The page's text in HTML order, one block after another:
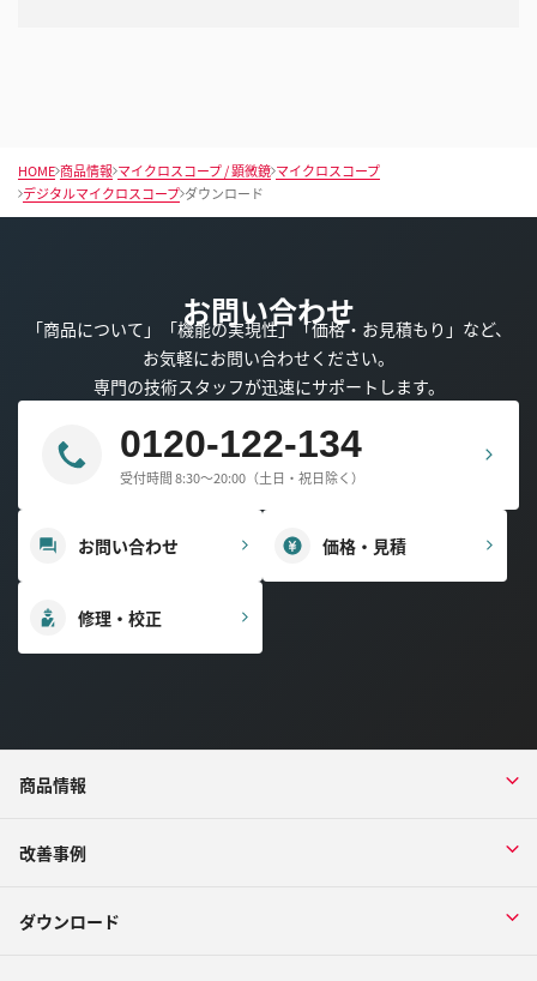
HOME 商品情報 マイクロスコープ / 顕微鏡 マイクロスコープ
デジタルマイクロスコープ ダウンロード
お問い合わせ
「商品について」「機能の実現性」「価格・お見積もり」など、
お気軽にお問い合わせください。
専門の技術スタッフが迅速にサポートします。
0120-122-134
受付時間 8:30～20:00（土日・祝日除く）
お問い合わせ 価格・見積
修理・校正
商品情報
改善事例
ダウンロード